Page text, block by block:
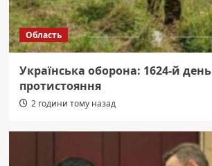
Область
Українська оборона: 1624-й день
протистояння
2 години тому назад